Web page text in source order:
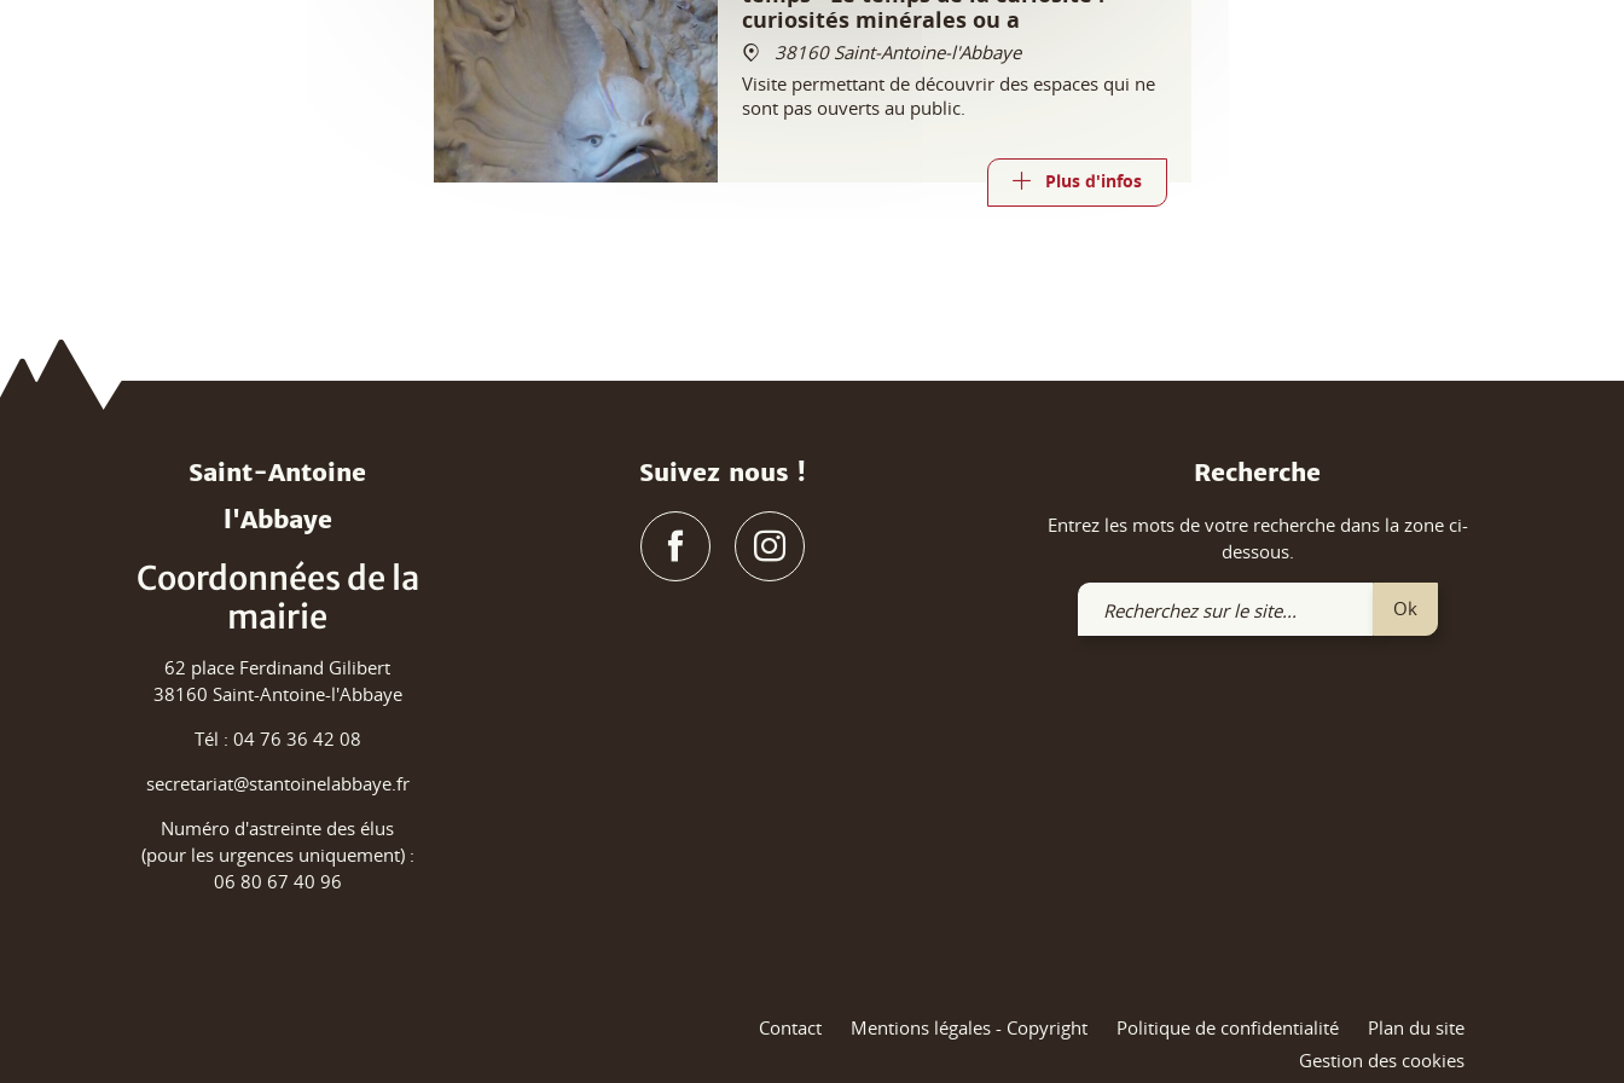
curiosités minérales ou a
38160 Saint-Antoine-l'Abbaye
Visite permettant de découvrir des espaces qui ne
sont pas ouverts au public.
Plus d'infos
Saint-Antoine
l'Abbaye
Coordonnées de la
mairie
62 place Ferdinand Gilibert
38160 Saint-Antoine-l'Abbaye
Tél : 04 76 36 42 08
secretariat@stantoinelabbaye.fr
Numéro d'astreinte des élus
(pour les urgences uniquement) :
06 80 67 40 96
Suivez nous ! Recherche
Entrez les mots de votre recherche dans la zone ci-
dessous.
Recherchez
sur
Ok
Contact Mentions légales - Copyright Politique de confidentialité
Plan du site
Gestion des cookies